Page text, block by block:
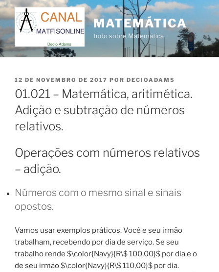
Pular
para
o
conteúdo
MATEMÁTICA
tudo sobre Matemática
PUBLICADO
EM
12 DE NOVEMBRO DE 2017 POR DECIOADAMS
01.021 – Matemática, aritimética.
Adição e subtração de números
relativos.
Operações com números relativos
– adição.
Números com o mesmo sinal e sinais
opostos.
Vamos usar exemplos práticos. Você e seu irmão
trabalham, recebendo por dia de serviço. Se seu
trabalho rende $\color{Navy}{R\$ 100,00}$ por dia e o
de seu irmão $\color{Navy}{R\$ 110,00}$ por dia.